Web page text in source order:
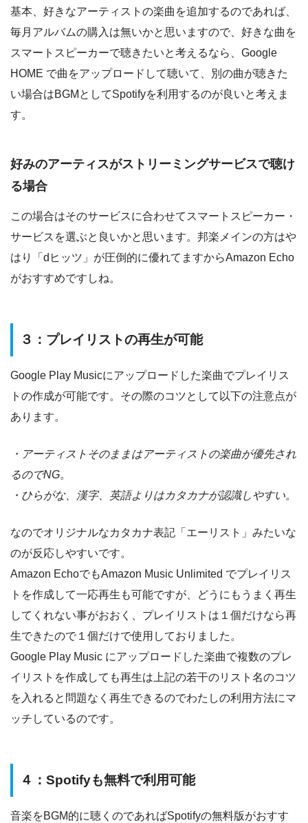
基本、好きなアーティストの楽曲を追加するのであれば、
毎月アルバムの購入は無いかと思いますので、好きな曲を
スマートスピーカーで聴きたいと考えるなら、Google
HOME で曲をアップロードして聴いて、別の曲が聴きた
い場合はBGMとしてSpotifyを利用するのが良いと考えま
す。
好みのアーティスがストリーミングサービスで聴け
る場合
この場合はそのサービスに合わせてスマートスピーカー・
サービスを選ぶと良いかと思います。邦楽メインの方はや
はり「dヒッツ」が圧倒的に優れてますからAmazon Echo
がおすすめですしね。
３：プレイリストの再生が可能
Google Play Musicにアップロードした楽曲でプレイリス
トの作成が可能です。その際のコツとして以下の注意点が
あります。
・アーティストそのままはアーティストの楽曲が優先され
るのでNG。
・ひらがな、漢字、英語よりはカタカナが認識しやすい。
なのでオリジナルなカタカナ表記「エーリスト」みたいな
のが反応しやすいです。
Amazon EchoでもAmazon Music Unlimited でプレイリス
トを作成して一応再生も可能ですが、どうにもうまく再生
してくれない事がおおく、プレイリストは１個だけなら再
生できたので１個だけで使用しておりました。
Google Play Music にアップロードした楽曲で複数のプレ
イリストを作成しても再生は上記の若干のリスト名のコツ
を入れると問題なく再生できるのでわたしの利用方法にマ
ッチしているのです。
４：Spotifyも無料で利用可能
音楽をBGM的に聴くのであればSpotifyの無料版がおすす